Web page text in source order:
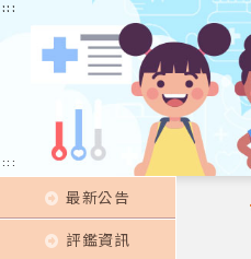
:::
:::
最新公告
評鑑資訊
:::